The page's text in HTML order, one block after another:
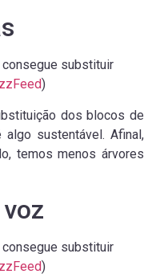
)
dos blocos de
sustentável. Afinal,
temos menos árvores
)